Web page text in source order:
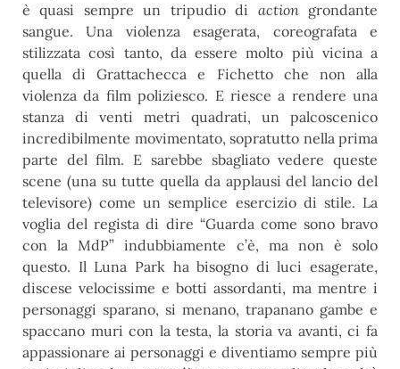
è quasi sempre un tripudio di actiongrondante
sangue. Una violenza esagerata, coreografata e
stilizzata così tanto, da essere molto più vicina a
quella di Grattachecca e Fichetto che non alla
violenza da film poliziesco. E riesce a rendere una
stanza di venti metri quadrati, un palcoscenico
incredibilmente movimentato, sopratutto nella prima
parte del film. E sarebbe sbagliato vedere queste
scene (una su tutte quella da applausi del lancio del
televisore) come un semplice esercizio di stile. La
voglia del regista di dire “Guarda come sono bravo
con la MdP” indubbiamente c’è, ma non è solo
questo. Il Luna Park ha bisogno di luci esagerate,
discese velocissime e botti assordanti, ma mentre i
personaggi sparano, si menano, trapanano gambe e
spaccano muri con la testa, la storia va avanti, ci fa
appassionare ai personaggi e diventiamo sempre più